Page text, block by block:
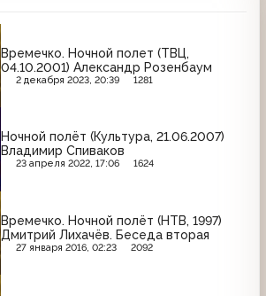
Времечко. Ночной полет (ТВЦ,
04.10.2001) Александр Розенбаум
2 декабря 2023, 20:39 1281
Ночной полёт (Культура, 21.06.2007)
Владимир Спиваков
23 апреля 2022, 17:06 1624
Времечко. Ночной полёт (НТВ, 1997)
Дмитрий Лихачёв. Беседа вторая
27 января 2016, 02:23 2092